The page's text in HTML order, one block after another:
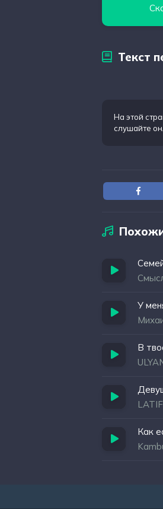
Текст
На этой
слушайте
У
В
LATIF
Как